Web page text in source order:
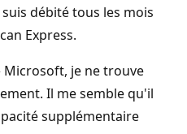
débité tous les mois
Express.
je ne trouve
Il me semble qu'il
supplémentaire